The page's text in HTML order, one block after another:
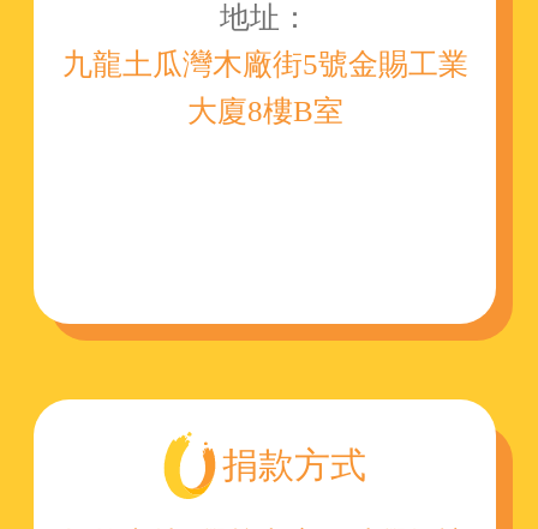
地址：
九龍土瓜灣木廠街5號金賜工業
大廈8樓B室
捐款方式